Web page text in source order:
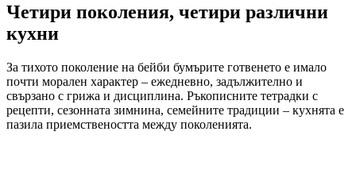
Четири поколения, четири различни
кухни
За тихото поколение на бейби бумърите готвенето е имало
почти морален характер – ежедневно, задължително и
свързано с грижа и дисциплина. Ръкописните тетрадки с
рецепти, сезонната зимнина, семейните традиции – кухнята е
пазила приемствеността между поколенията.